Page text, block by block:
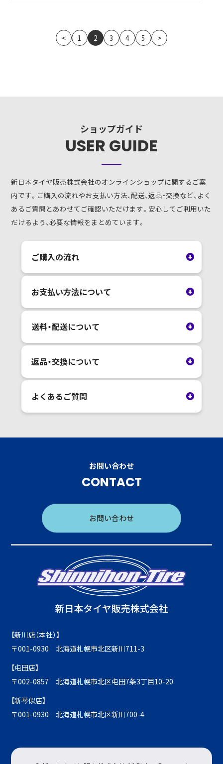
< 1 2 3 4 5 >
ショップガイド
USER GUIDE
新日本タイヤ販売株式会社のオンラインショップに関するご案
内です。ご購入の流れやお支払い方法、配送、返品・交換など、よく
あるご質問とあわせてご確認いただけます。安心してご利用いた
だけるよう、必要な情報をまとめています。
ご購入の流れ
お支払い方法について
送料・配送について
返品・交換について
よくあるご質問
お問い合わせ
CONTACT
お問い合わせ
【新川店（本社）】
〒001-0930 北海道札幌市北区新川711-3
【屯田店】
〒002-0857 北海道札幌市北区屯田7条3丁目10-20
【新琴似店】
〒001-0930 北海道札幌市北区新川700-4